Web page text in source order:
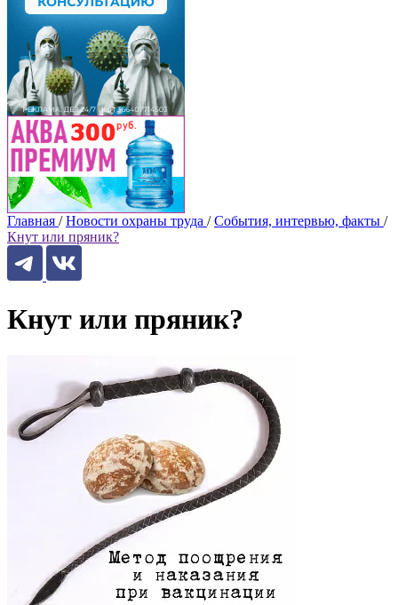
Главная / Новости охраны труда / События, интервью, факты /
Кнут или пряник?
Кнут или пряник?